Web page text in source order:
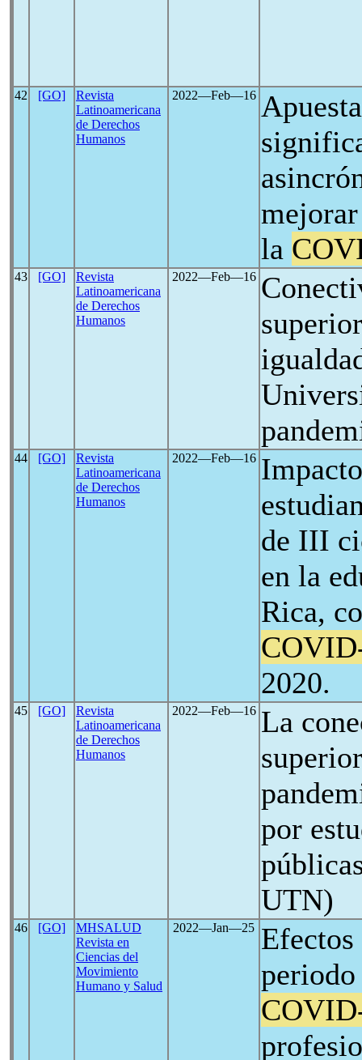
42 [GO]
Revista
Latinoamericana
de Derechos
Humanos
2022―Feb―16
la
43 [GO]
Revista
Latinoamericana
de Derechos
Humanos
2022―Feb―16
44 [GO]
Revista
Latinoamericana
de Derechos
Humanos
2022―Feb―16
de III
en la
Rica,
2020.
45 [GO]
Revista
Latinoamericana
de Derechos
Humanos
2022―Feb―16 La
por
UTN)
46 [GO]
MHSALUD
Revista en
Ciencias del
Movimiento
Humano y Salud
2022―Jan―25 Efectos